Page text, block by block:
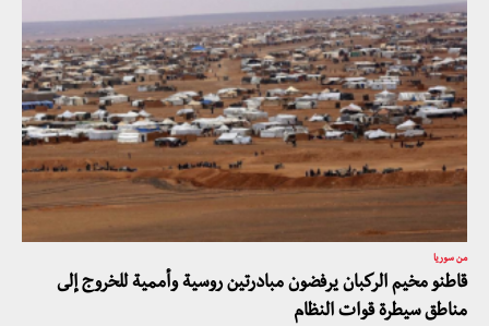
من سوريا
قاطنو مخيم الركبان يرفضون مبادرتين روسية وأممية للخروج إلى
مناطق سيطرة قوات النظام